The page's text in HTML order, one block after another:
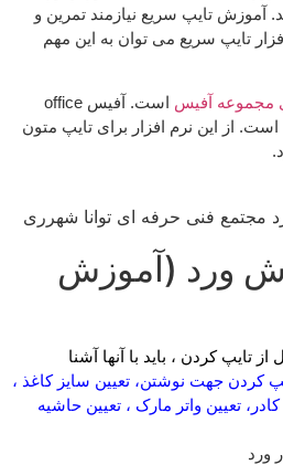
آموزش تایپ سریع نیازمند تمرین و
تایپ سریع می توان به این مهم
مجموعه آفیس
است. آفیس office
است. از این نرم افزار برای تایپ متون
ورد (آموزش
تایپ کردن ، باید با آنها آشنا
کردن جهت نوشتن، تعیین سایز کاغذ ،
تعیین واتر مارک ، تعیین حاشیه
ورد